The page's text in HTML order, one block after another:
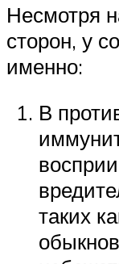
Несмотря
сторон, у
именно:
В
таких